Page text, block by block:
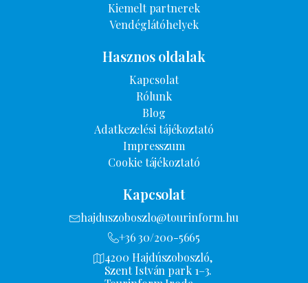
Kiemelt partnerek
Vendéglátóhelyek
Hasznos oldalak
Kapcsolat
Rólunk
Blog
Adatkezelési tájékoztató
Impresszum
Cookie tájékoztató
Kapcsolat
hajduszoboszlo@tourinform.hu
+36 30/200-5665
4200 Hajdúszoboszló,
Szent István park 1–3.